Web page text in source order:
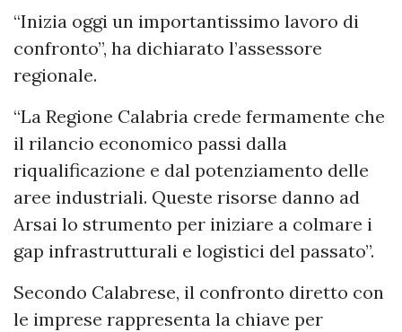
“Inizia oggi un importantissimo lavoro di
confronto”, ha dichiarato l’assessore
regionale.
“La Regione Calabria crede fermamente che
il rilancio economico passi dalla
riqualificazione e dal potenziamento delle
aree industriali. Queste risorse danno ad
Arsai lo strumento per iniziare a colmare i
gap infrastrutturali e logistici del passato”.
Secondo Calabrese, il confronto diretto con
le imprese rappresenta la chiave per